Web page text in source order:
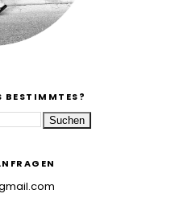
BESTIMMTES?